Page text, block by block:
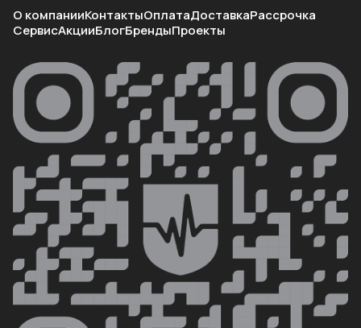
О компанииКонтактыОплатаДоставкаРассрочка
СервисАкцииБлогБрендыПроекты